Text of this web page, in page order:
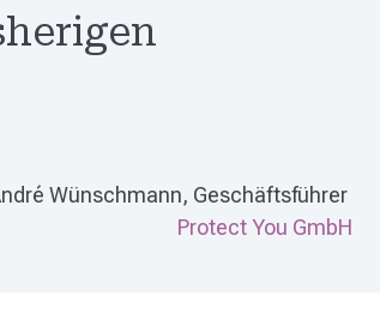
Wünschmann, Geschäftsführer
Protect You GmbH